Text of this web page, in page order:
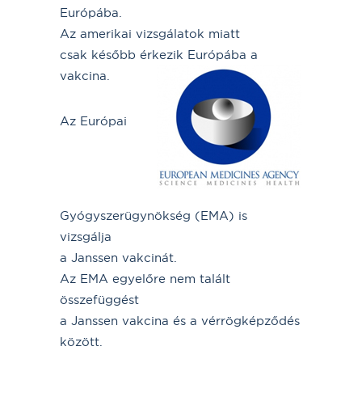
Európába.
Az amerikai vizsgálatok miatt
csak később érkezik Európába a
vakcina.
Az Európai
Gyógyszerügynökség (EMA) is
vizsgálja
a Janssen vakcinát.
Az EMA egyelőre nem talált
összefüggést
a Janssen vakcina és a vérrögképződés
között.